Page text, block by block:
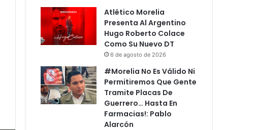
Atlético Morelia
Presenta Al Argentino
Hugo Roberto Colace
Como Su Nuevo DT
6 de agosto de 2026
#Morelia No Es Válido Ni
Permitiremos Que Gente
Tramite Placas De
Guerrero… Hasta En
Farmacias!: Pablo
Alarcón